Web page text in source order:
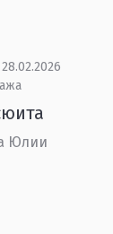
Юлии